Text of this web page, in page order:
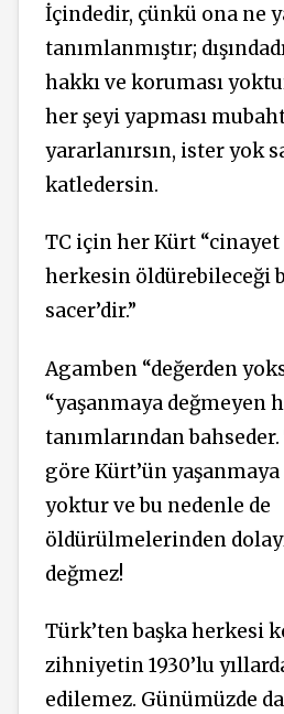
İçindedir, çünkü ona ne
tanımlanmıştır;
hakkı ve koruması
her şeyi yapması
yararlanırsın, ister yok
katledersin.
TC için her Kürt
herkesin öldürebileceği
sacer’dir.”
Agamben “değerden
“yaşanmaya değmeyen
tanımlarından bahseder.
göre Kürt’ün
yoktur ve bu nedenle de
öldürülmelerinden
değmez!
Türk’ten başka herkesi
zihniyetin 1930’lu
edilemez. Günümüzde